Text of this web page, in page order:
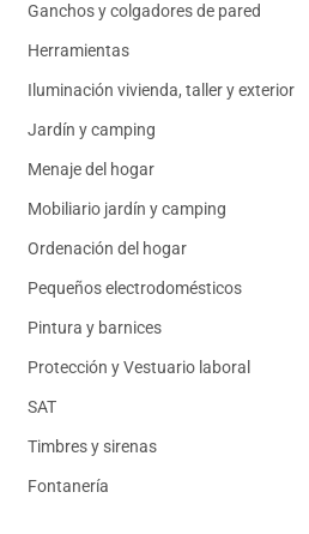
Ganchos y colgadores de pared
Herramientas
Iluminación vivienda, taller y exterior
Jardín y camping
Menaje del hogar
Mobiliario jardín y camping
Ordenación del hogar
Pequeños electrodomésticos
Pintura y barnices
Protección y Vestuario laboral
SAT
Timbres y sirenas
Fontanería